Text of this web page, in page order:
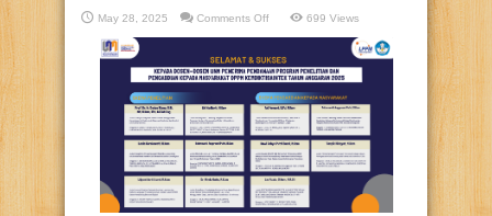
May 28, 2025 Comments Offon
UNIVERSITAS
MANDIRI
TOREHKAN
DI
HIBAH
PENELITIAN
DAN
PENGABDIAN
DPPM
KEMDIKTISAINTEK
2025
699 Views